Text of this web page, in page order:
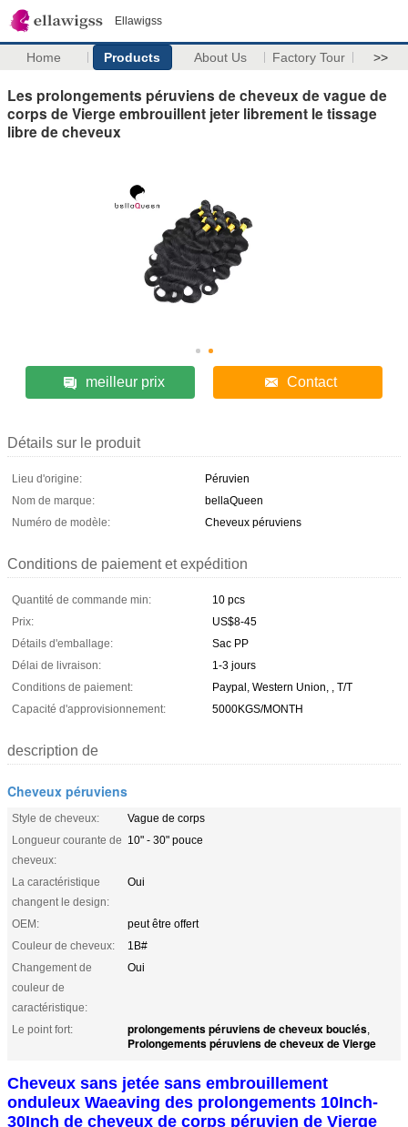
Ellawigss
Home Products About Us Factory Tour >>
Les prolongements péruviens de cheveux de vague de
corps de Vierge embrouillent jeter librement le tissage
libre de cheveux
meilleur prix Contact
Détails sur le produit
Lieu d'origine:
Péruvien
Nom de marque:
bellaQueen
Numéro de modèle:
Cheveux péruviens
Conditions de paiement et expédition
Quantité de commande min:
10 pcs
Prix:
US$8-45
Détails d'emballage:
Sac PP
Délai de livraison:
1-3 jours
Conditions de paiement:
Paypal, Western Union, , T/T
Capacité d'approvisionnement:
5000KGS/MONTH
description de
Cheveux péruviens
Style de cheveux:
Vague de corps
Longueur courante de
cheveux:
10" - 30" pouce
La caractéristique
changent le design:
Oui
OEM:
peut être offert
Couleur de cheveux:
1B#
Changement de
couleur de
caractéristique:
Oui
Le point fort: prolongements péruviens de cheveux bouclés,
Prolongements péruviens de cheveux de Vierge
Cheveux sans jetée sans embrouillement
onduleux Waeaving des prolongements 10Inch-
30Inch de cheveux de corps péruvien de Vierge